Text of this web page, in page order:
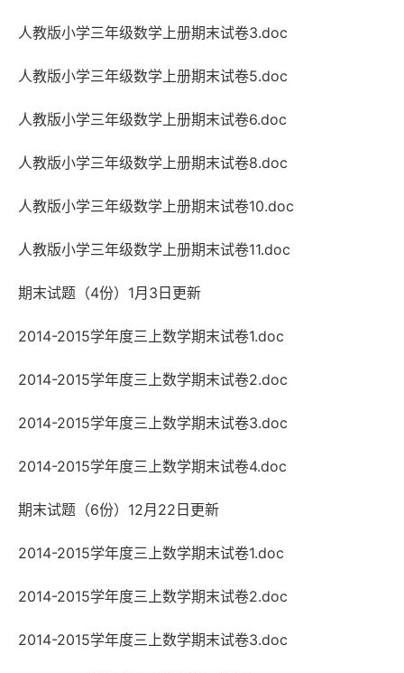
人教版小学三年级数学上册期末试卷3.doc
人教版小学三年级数学上册期末试卷5.doc
人教版小学三年级数学上册期末试卷6.doc
人教版小学三年级数学上册期末试卷8.doc
人教版小学三年级数学上册期末试卷10.doc
人教版小学三年级数学上册期末试卷11.doc
期末试题（4份）1月3日更新
2014-2015学年度三上数学期末试卷1.doc
2014-2015学年度三上数学期末试卷2.doc
2014-2015学年度三上数学期末试卷3.doc
2014-2015学年度三上数学期末试卷4.doc
期末试题（6份）12月22日更新
2014-2015学年度三上数学期末试卷1.doc
2014-2015学年度三上数学期末试卷2.doc
2014-2015学年度三上数学期末试卷3.doc